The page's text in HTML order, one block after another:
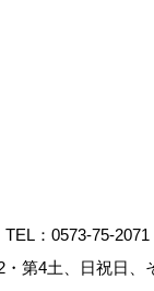
TEL： 0573-75-2071
・第4土、日祝日、